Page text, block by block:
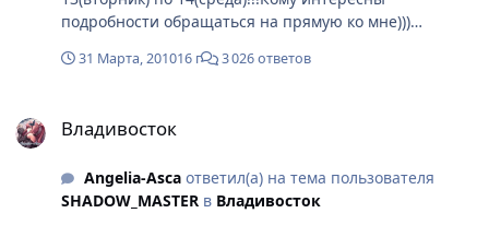
подробности обращаться на прямую ко мне)))
безопасный. Есть ещё более достойные идеи -
повеселимся??? Кто не хочет комменты просьба не
31 Марта, 201016 г 3 026 ответов
Владивосток
Angelia-Ascaответил(а) на тема пользователя
SHADOW_MASTER в Владивосток